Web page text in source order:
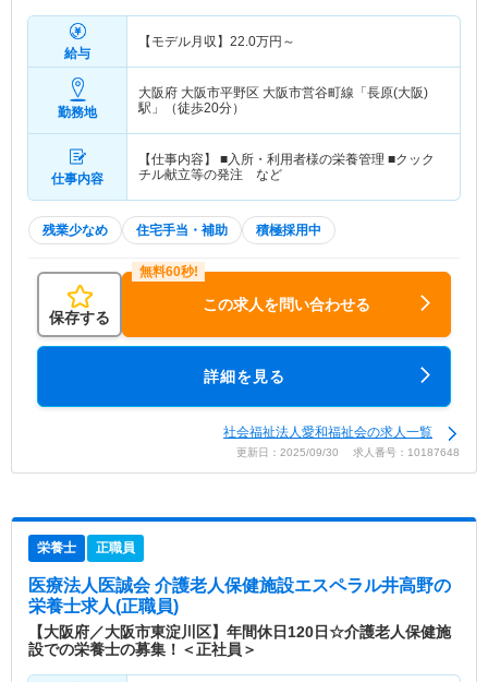
給与
【モデル月収】 22.0万円～
勤務地
大阪府 大阪市平野区 大阪市営谷町線「長原(大阪)
駅」（徒歩20分）
仕事内容
【仕事内容】 ■入所・利用者様の栄養管理 ■クック
チル献立等の発注 など
残業少なめ 住宅手当・補助 積極採用中
保存する
この求人を問い合わせる
詳細を見る
社会福祉法人愛和福祉会の求人一覧
更新日：2025/09/30 求人番号：10187648
栄養士 正職員
医療法人医誠会 介護老人保健施設エスペラル井高野の
栄養士求人(正職員)
【大阪府／大阪市東淀川区】年間休日120日☆介護老人保健施
設での栄養士の募集！＜正社員＞